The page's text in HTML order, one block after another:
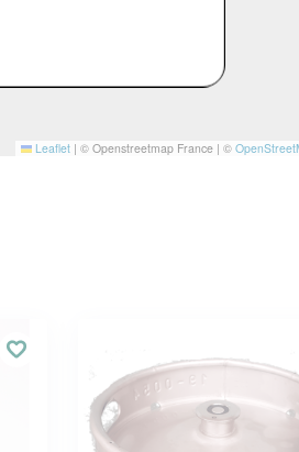
Leaflet | © Openstreetmap France | ©